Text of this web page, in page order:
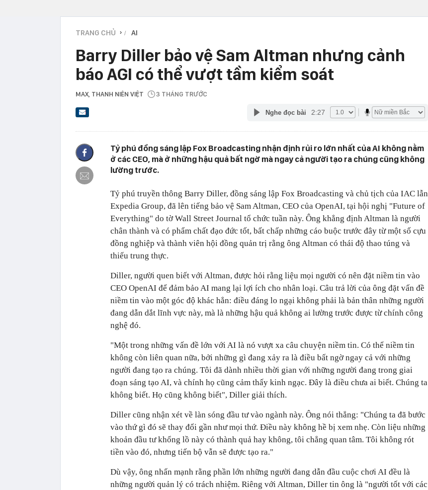
TRANG CHỦ › AI
Barry Diller bảo vệ Sam Altman nhưng cảnh
báo AGI có thể vượt tầm kiểm soát
MAX, THANH NIÊN VIỆT 3 THÁNG TRƯỚC
Nghe đọc bài 2:27
Tỷ phú đồng sáng lập Fox Broadcasting nhận định rủi ro lớn nhất của AI không nằm
ở các CEO, mà ở những hậu quả bất ngờ mà ngay cả người tạo ra chúng cũng không
lường trước.
Tỷ phú truyền thông Barry Diller, đồng sáng lập Fox Broadcasting và chủ tịch của IAC lẫn
Expedia Group, đã lên tiếng bảo vệ Sam Altman, CEO của OpenAI, tại hội nghị "Future of
Everything" do tờ Wall Street Journal tổ chức tuần này. Ông khẳng định Altman là người
chân thành và có phẩm chất đạo đức tốt, bất chấp những cáo buộc trước đây từ một số cựu
đồng nghiệp và thành viên hội đồng quản trị rằng ông Altman có thái độ thao túng và
thiếu trung thực.
Diller, người quen biết với Altman, được hỏi rằng liệu mọi người có nên đặt niềm tin vào
CEO OpenAI để đảm bảo AI mang lại lợi ích cho nhân loại. Câu trả lời của ông đặt vấn đề
niềm tin vào một góc độ khác hẳn: điều đáng lo ngại không phải là bản thân những người
đang dẫn dắt lĩnh vực này, mà là những hậu quả không ai lường trước được từ chính công
nghệ đó.
"Một trong những vấn đề lớn với AI là nó vượt xa câu chuyện niềm tin. Có thể niềm tin
không còn liên quan nữa, bởi những gì đang xảy ra là điều bất ngờ ngay cả với những
người đang tạo ra chúng. Tôi đã dành nhiều thời gian với những người đang trong giai
đoạn sáng tạo AI, và chính họ cũng cảm thấy kinh ngạc. Đây là điều chưa ai biết. Chúng ta
không biết. Họ cũng không biết", Diller giải thích.
Diller cũng nhận xét về làn sóng đầu tư vào ngành này. Ông nói thẳng: "Chúng ta đã bước
vào thứ gì đó sẽ thay đổi gần như mọi thứ. Điều này không hề bị xem nhẹ. Còn liệu những
khoản đầu tư khổng lồ này có thành quả hay không, tôi chẳng quan tâm. Tôi không rót
tiền vào đó, nhưng tiến bộ vẫn sẽ được tạo ra."
Dù vậy, ông nhấn mạnh rằng phần lớn những người đang dẫn đầu cuộc chơi AI đều là
những người quản lý có trách nhiệm. Riêng với Altman, Diller tin ông là "người tốt với các